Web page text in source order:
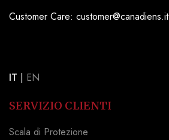
Customer Care: customer@canadiens.it
IT | EN
SERVIZIO CLIENTI
Scala di Protezione